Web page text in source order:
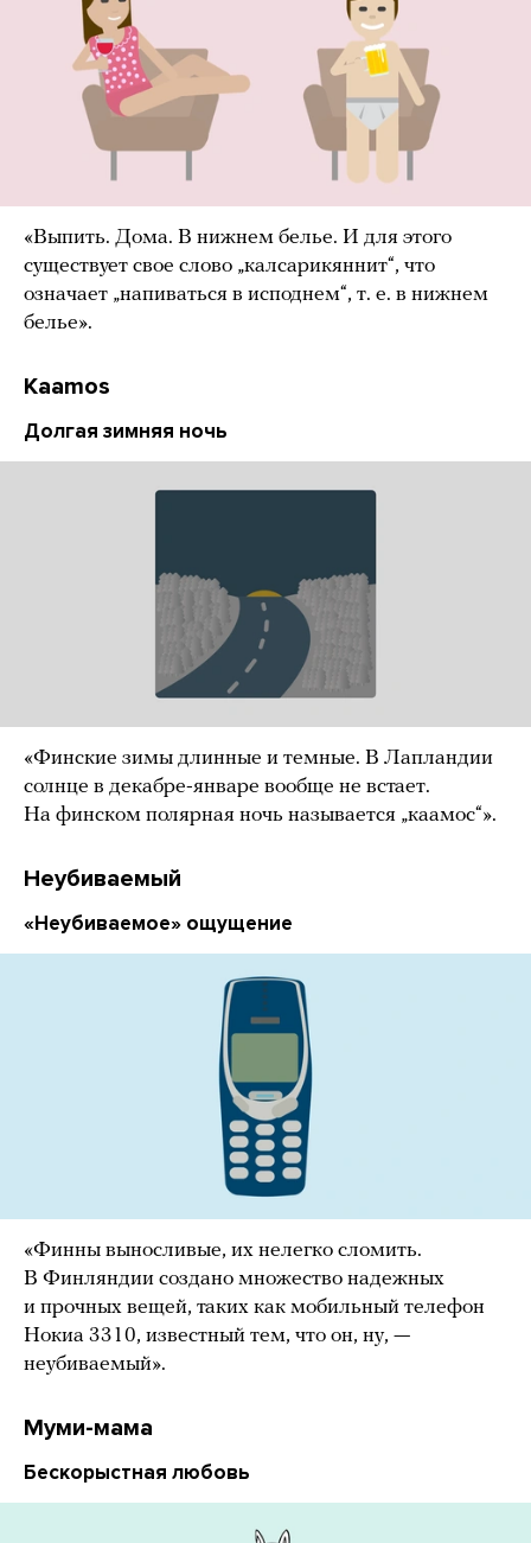
«Выпить. Дома. В нижнем белье. И для этого
существует свое слово „калсарикяннит“, что
означает „напиваться в исподнем“, т. е. в нижнем
белье».
Kaamos
Долгая зимняя ночь
«Финские зимы длинные и темные. В Лапландии
солнце в декабре-январе вообще не встает.
На финском полярная ночь называется „каамос“».
Неубиваемый
«Неубиваемое» ощущение
«Финны выносливые, их нелегко сломить.
В Финляндии создано множество надежных
и прочных вещей, таких как мобильный телефон
Нокиа 3310, известный тем, что он, ну, —
неубиваемый».
Муми-мама
Бескорыстная любовь